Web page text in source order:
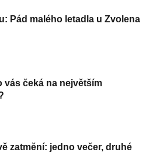
Pád malého letadla u Zvolena
vás čeká na největším
zatmění: jedno večer, druhé